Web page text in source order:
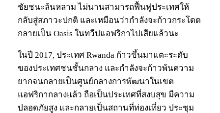
ชัยชนะล้นหลาม ไม่นานสามารถฟื้นฟูประเทศให้
กลับสู่สภาวะปกติ และเหมือนว่ากำลังจะก้าวกระโดด
กลายเป็น Oasis ในทวีปแอฟริกาไปเสียแล้วนะ
ในปี 2017, ประเทศ Rwanda ก้าวขึ้นมาแตะระดับ
ของประเทศชนชั้นกลาง และกำลังจะก้าวพ้นความ
ยากจนกลายเป็นศูนย์กลางการพัฒนาในเขต
แอฟริกากลางแล้ว ถือเป็นประเทศที่สงบสุข มีความ
ปลอดภัยสูง และกลายเป็นสถานที่ท่องเที่ยว ประชุม